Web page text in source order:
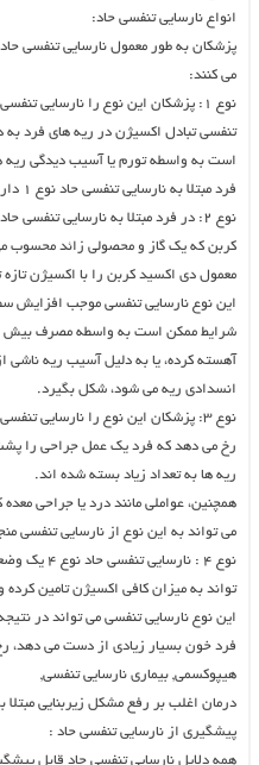
انواع نارسایی تنفسی حاد:
پزشکان به طور معمول نارسایی تنفسی
می کنند:
نوع ۱: پزشکان این نوع را نارسایی
تنفسی تبادل اکسیژن در ریه های فرد
است به واسطه تورم یا آسیب دیدگی ریه
فرد مبتلا به نارسایی تنفسی حاد نوع ۱ دارای سطوح بسیار کم اکسیژن است.
کربن که یک گاز و محصولی زائد محسوب
معمول دی اکسید کربن را با اکسیژن تازه
این نوع نارسایی تنفسی موجب افزایش
شرایط ممکن است به واسطه مصرف بیش
آهسته کرده، یا به دلیل آسیب ریه
انسدادی ریه می شود، شکل بگیرد.
نوع ۳: پزشکان این نوع را نارسایی
رخ می دهد که فرد یک عمل جراحی را
ریه ها به تعداد زیاد بسته شده اند.
همچنین، عواملی مانند درد یا جراحی
می تواند به این نوع از نارسایی تنفسی
نوع ۴ :
تواند به میزان کافی اکسیژن تامین
این نوع نارسایی تنفسی می تواند در
فرد خون بسیار زیادی از دست می دهد،
هیپوکسمی, بیماری نارسایی تنفسی,
درمان اغلب بر رفع مشکل زیربنایی
پیشگیری از نارسایی تنفسی حاد :
همه دلایل نارسایی تنفسی حاد قابل